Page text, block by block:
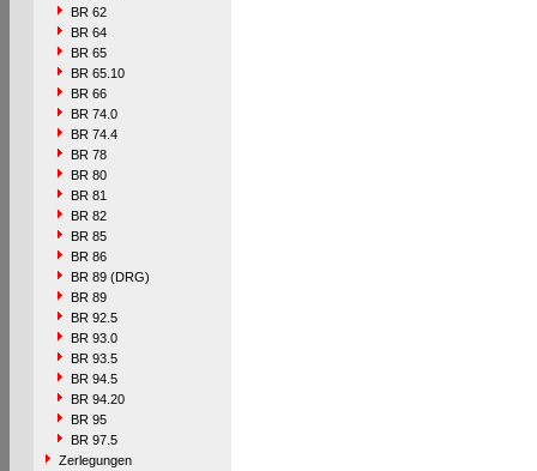
BR 62
BR 64
BR 65
BR 65.10
BR 66
BR 74.0
BR 74.4
BR 78
BR 80
BR 81
BR 82
BR 85
BR 86
BR 89 (DRG)
BR 89
BR 92.5
BR 93.0
BR 93.5
BR 94.5
BR 94.20
BR 95
BR 97.5
Zerlegungen